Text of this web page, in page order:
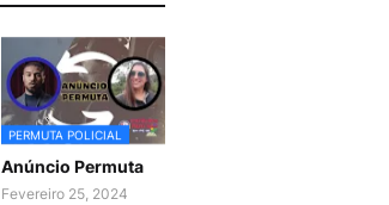
PERMUTA POLICIAL
Anúncio Permuta
Fevereiro 25, 2024